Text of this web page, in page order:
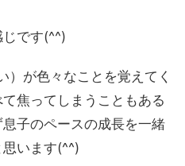
です(^^)
）が色々なことを覚えてく
焦ってしまうこともある
子のペースの成長を一緒
います(^^)